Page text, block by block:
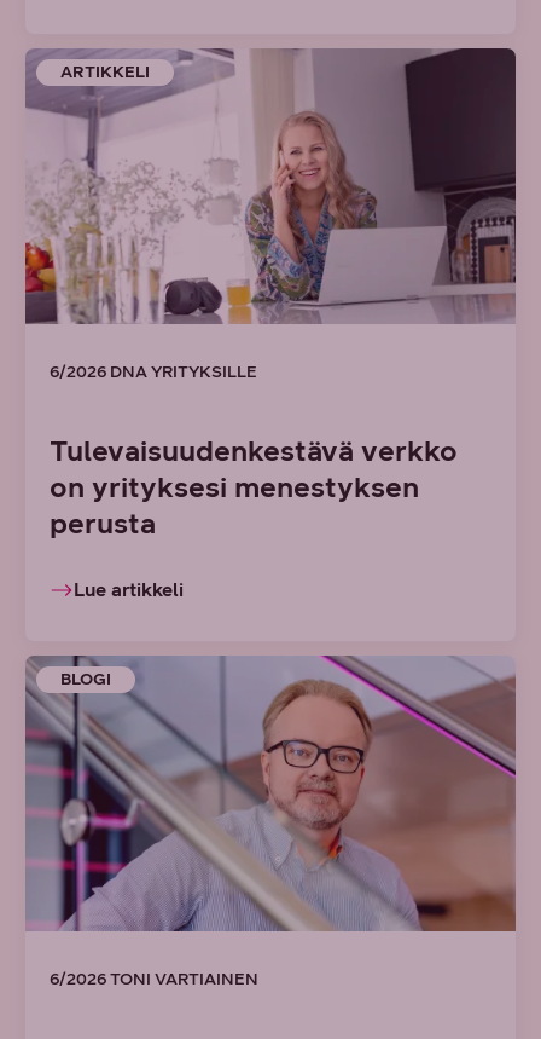
ARTIKKELI
6/2026 DNA YRITYKSILLE
Tulevaisuudenkestävä verkko
on yrityksesi menestyksen
perusta
Lue artikkeli
BLOGI
6/2026 TONI VARTIAINEN